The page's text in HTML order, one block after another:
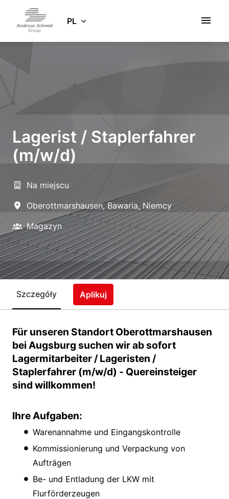
zawartości
Strona głównaPL
Lagerist / Staplerfahrer
(m/w/d)
Na miejscu
Oberottmarshausen, Bawaria, Niemcy
Magazyn
Szczegóły Aplikuj
Für unseren Standort Oberottmarshausen
bei Augsburg suchen wir ab sofort
Lagermitarbeiter / Lageristen /
Staplerfahrer (m/w/d) - Quereinsteiger
sind willkommen!
Ihre Aufgaben:
Warenannahme und Eingangskontrolle
Kommissionierung und Verpackung von
Aufträgen
Be- und Entladung der LKW mit
Flurförderzeugen